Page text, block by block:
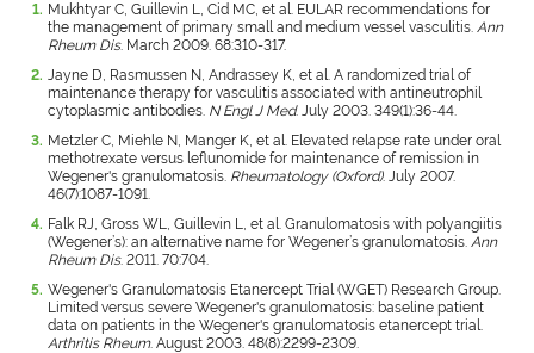
Mukhtyar C, Guillevin L, Cid MC, et al. EULAR recommendations for
the management of primary small and medium vessel vasculitis. Ann
Rheum Dis. March 2009. 68:310-317.
Jayne D, Rasmussen N, Andrassey K, et al. A randomized trial of
maintenance therapy for vasculitis associated with antineutrophil
cytoplasmic antibodies. N Engl J Med. July 2003. 349(1):36-44.
Metzler C, Miehle N, Manger K, et al. Elevated relapse rate under oral
methotrexate versus leflunomide for maintenance of remission in
Wegener's granulomatosis. Rheumatology (Oxford). July 2007.
46(7):1087-1091.
Falk RJ, Gross WL, Guillevin L, et al. Granulomatosis with polyangiitis
(Wegener’s): an alternative name for Wegener’s granulomatosis. Ann
Rheum Dis. 2011. 70:704.
Wegener's Granulomatosis Etanercept Trial (WGET) Research Group.
Limited versus severe Wegener's granulomatosis: baseline patient
data on patients in the Wegener's granulomatosis etanercept trial.
Arthritis Rheum. August 2003. 48(8):2299-2309.